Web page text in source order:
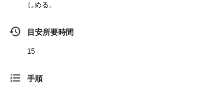
しめる。
目安所要時間
15
手順